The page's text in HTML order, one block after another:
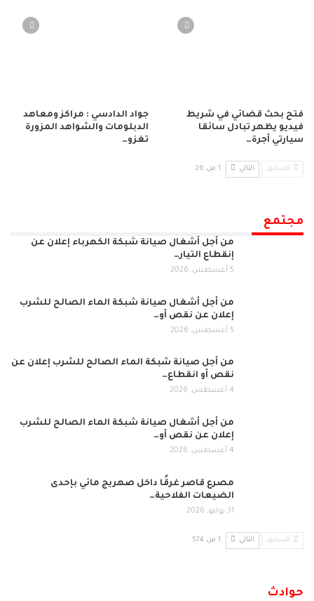
فتح بحث قضائي في شريط
فيديو يظهر تبادل سائقا
سيارتي أجرة…
جواد الدادسي : مراكز ومعاهد
الدبلومات والشواهد المزورة
تغزو…
السابق التالي 1 من 26
مجتمع
من أجل أشغال صيانة شبكة الكهرباء إعلان عن
إنقطاع التيار…
5 أغسطس, 2026
من أجل أشغال صيانة شبكة الماء الصالح للشرب
إعلان عن نقص أو…
5 أغسطس, 2026
من أجل صيانة شبكة الماء الصالح للشرب إعلان عن
نقص أو انقطاع…
4 أغسطس, 2026
من أجل أشغال صيانة شبكة الماء الصالح للشرب
إعلان عن نقص أو…
4 أغسطس, 2026
مصرع قاصر غرقًا داخل صهريج مائي بإحدى
الضيعات الفلاحية…
31 يوليو, 2026
السابق التالي 1 من 574
حوادث